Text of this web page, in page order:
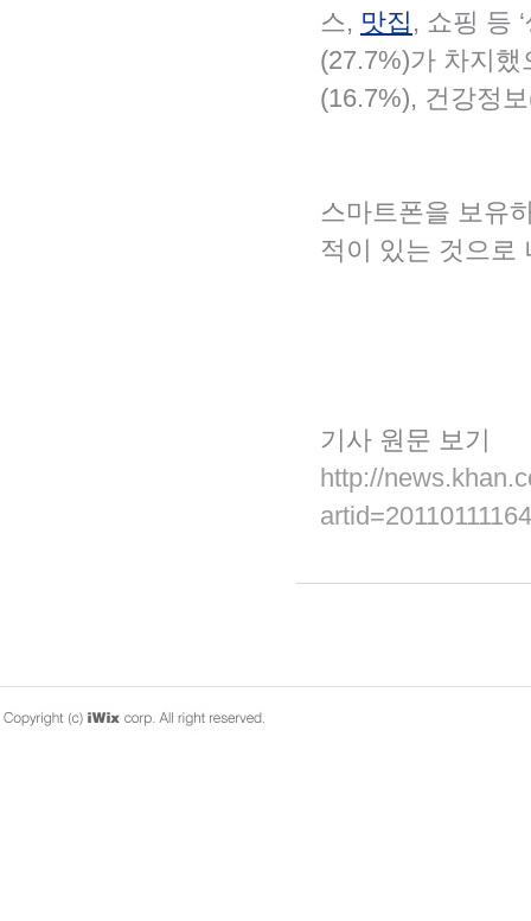
스, 맛집 , 쇼핑 등
(27.7%)가 차지
(16.7%), 건강정
스마트폰을 보유
적이 있는 것으로
기사 원문 보기
http://